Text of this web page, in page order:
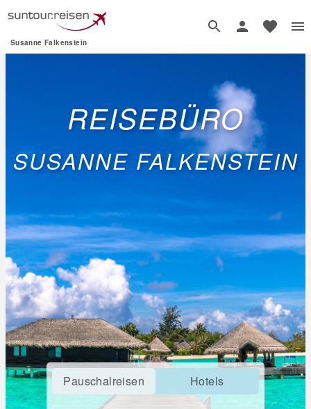
Susanne Falkenstein
REISEBÜRO
SUSANNE FALKENSTEIN
Pauschalreisen Hotels